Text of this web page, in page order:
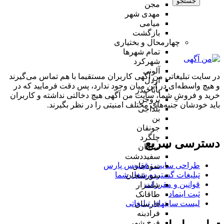
مجن
مهدی شهر
میامی
بازگشت
چهارمحال و بختیاری
تمام شهر‌ها
شهرکرد
آلونی
اردل
باباحیدر
بروجن
بلداجی
بن
جونقان
چلگرد
سامان
سفیددشت
سودجان
سورشجان
شلمزار
طاقانک
فارسان
فرادبنه
در سایت تبلیغاتی من آگهی کاربران مستقیما با هم تماس می‌گیرند
و هیچ واسطه‌ای در این میان وجود ندارد، پس دقت فرمایید که در
خرید و فروشِ شما، سایت من آگهی هیچ دخالتی نداشته و کاربران
باید خودشان جنبه‌های مختلف امنیتی را در نظر بگیرند.
دسترسی سریع
طراحی سایت :‌ ققنوس پارس
تبلیغات گسترده شغل شما
قوانین و مقررات
ثبت اینماد
لیست سایتهای تبلیغاتی